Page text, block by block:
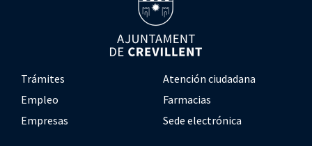
Trámites
Atención ciudadana
Empleo
Farmacias
Empresas
Sede electrónica